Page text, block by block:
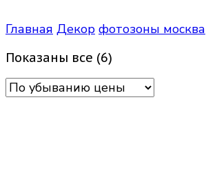
Главная Декор фотозоны москва
Показаны все (6)
убыванию